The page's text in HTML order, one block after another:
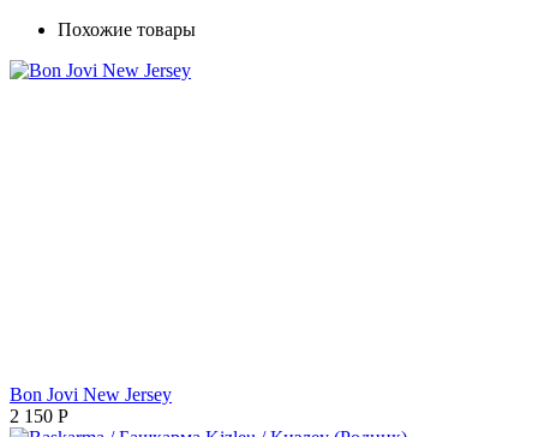
Похожие товары
Bon Jovi New Jersey
2 150 Р